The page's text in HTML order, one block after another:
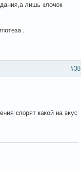
лишь клочок
.
#38
спорят какой на вкус